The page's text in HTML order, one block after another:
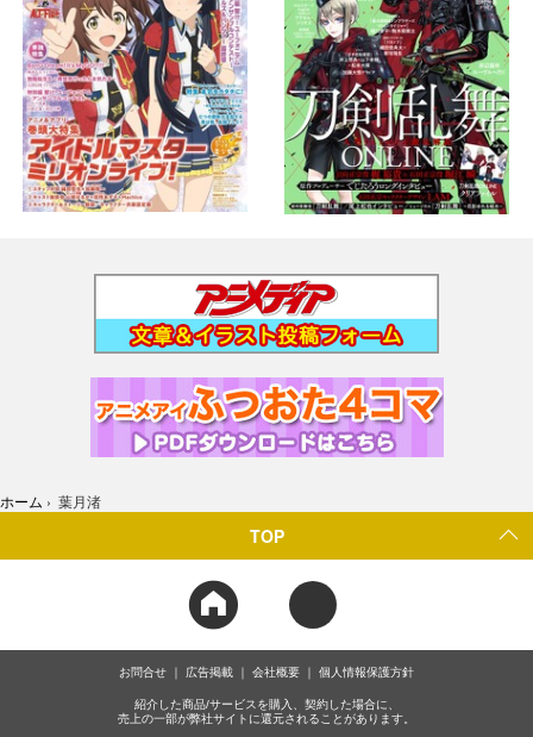
ホーム › 葉月渚
TOP
お問合せ 広告掲載 会社概要 個人情報保護方針
紹介した商品/サービスを購入、契約した場合に、
売上の一部が弊社サイトに還元されることがあります。